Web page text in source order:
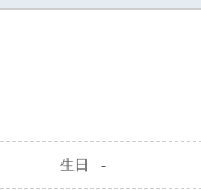
生日 -